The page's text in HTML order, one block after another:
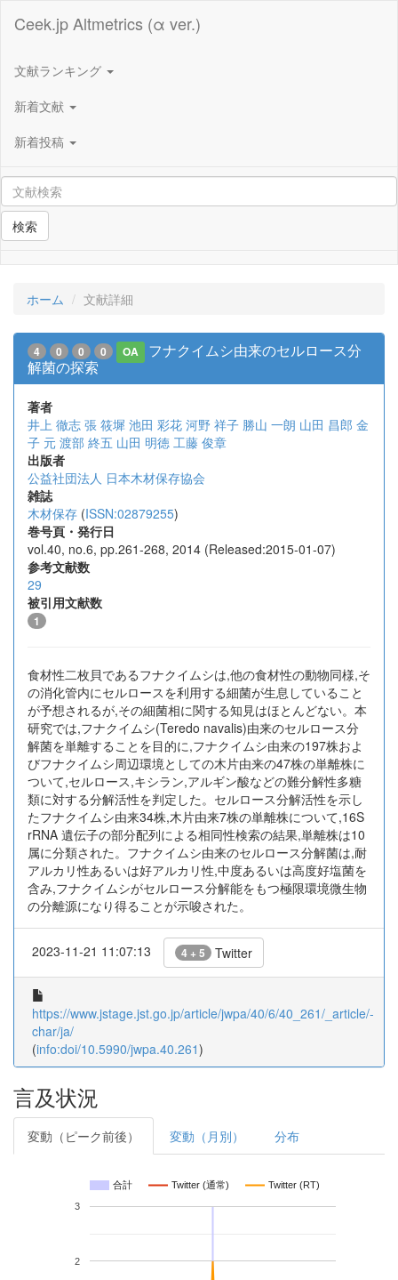
Ceek.jp Altmetrics (α ver.)
文献ランキング
新着文献
新着投稿
検索
ホーム 文献詳細
4 0 0 0 OA
フナクイムシ由来のセルロース分
解菌の探索
著者
井上 徹志 張 筱墀 池田 彩花 河野 祥子 勝山 一朗 山田 昌郎 金
子 元 渡部 終五 山田 明徳 工藤 俊章
出版者
公益社団法人 日本木材保存協会
雑誌
木材保存 (ISSN:02879255)
巻号頁・発行日
vol.40, no.6, pp.261-268, 2014 (Released:2015-01-07)
参考文献数
29
被引用文献数
1
食材性二枚貝であるフナクイムシは,他の食材性の動物同様,そ
の消化管内にセルロースを利用する細菌が生息していること
が予想されるが,その細菌相に関する知見はほとんどない。本
研究では,フナクイムシ(Teredo navalis)由来のセルロース分
解菌を単離することを目的に,フナクイムシ由来の197株およ
びフナクイムシ周辺環境としての木片由来の47株の単離株に
ついて,セルロース,キシラン,アルギン酸などの難分解性多糖
類に対する分解活性を判定した。セルロース分解活性を示し
たフナクイムシ由来34株,木片由来7株の単離株について,16S
rRNA 遺伝子の部分配列による相同性検索の結果,単離株は10
属に分類された。フナクイムシ由来のセルロース分解菌は,耐
アルカリ性あるいは好アルカリ性,中度あるいは高度好塩菌を
含み,フナクイムシがセルロース分解能をもつ極限環境微生物
の分離源になり得ることが示唆された。
2023-11-21 11:07:13 4 + 5 Twitter
https://www.jstage.jst.go.jp/article/jwpa/40/6/40_261/_article/-
char/ja/
(info:doi/10.5990/jwpa.40.261)
言及状況
変動（ピーク前後） 変動（月別） 分布
合計 Twitter (通常) Twitter (RT)
2
3